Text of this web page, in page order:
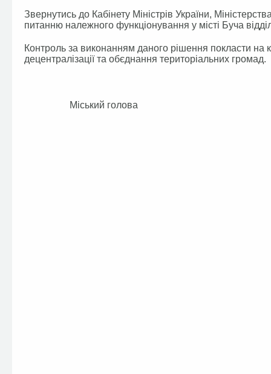
Звернутись до Кабінету Міністрів України,
питанню належного функціонування у місті Буча
Контроль за виконанням даного рішення покласти на
децентралізації та обєднання територіальних громад.
Міський